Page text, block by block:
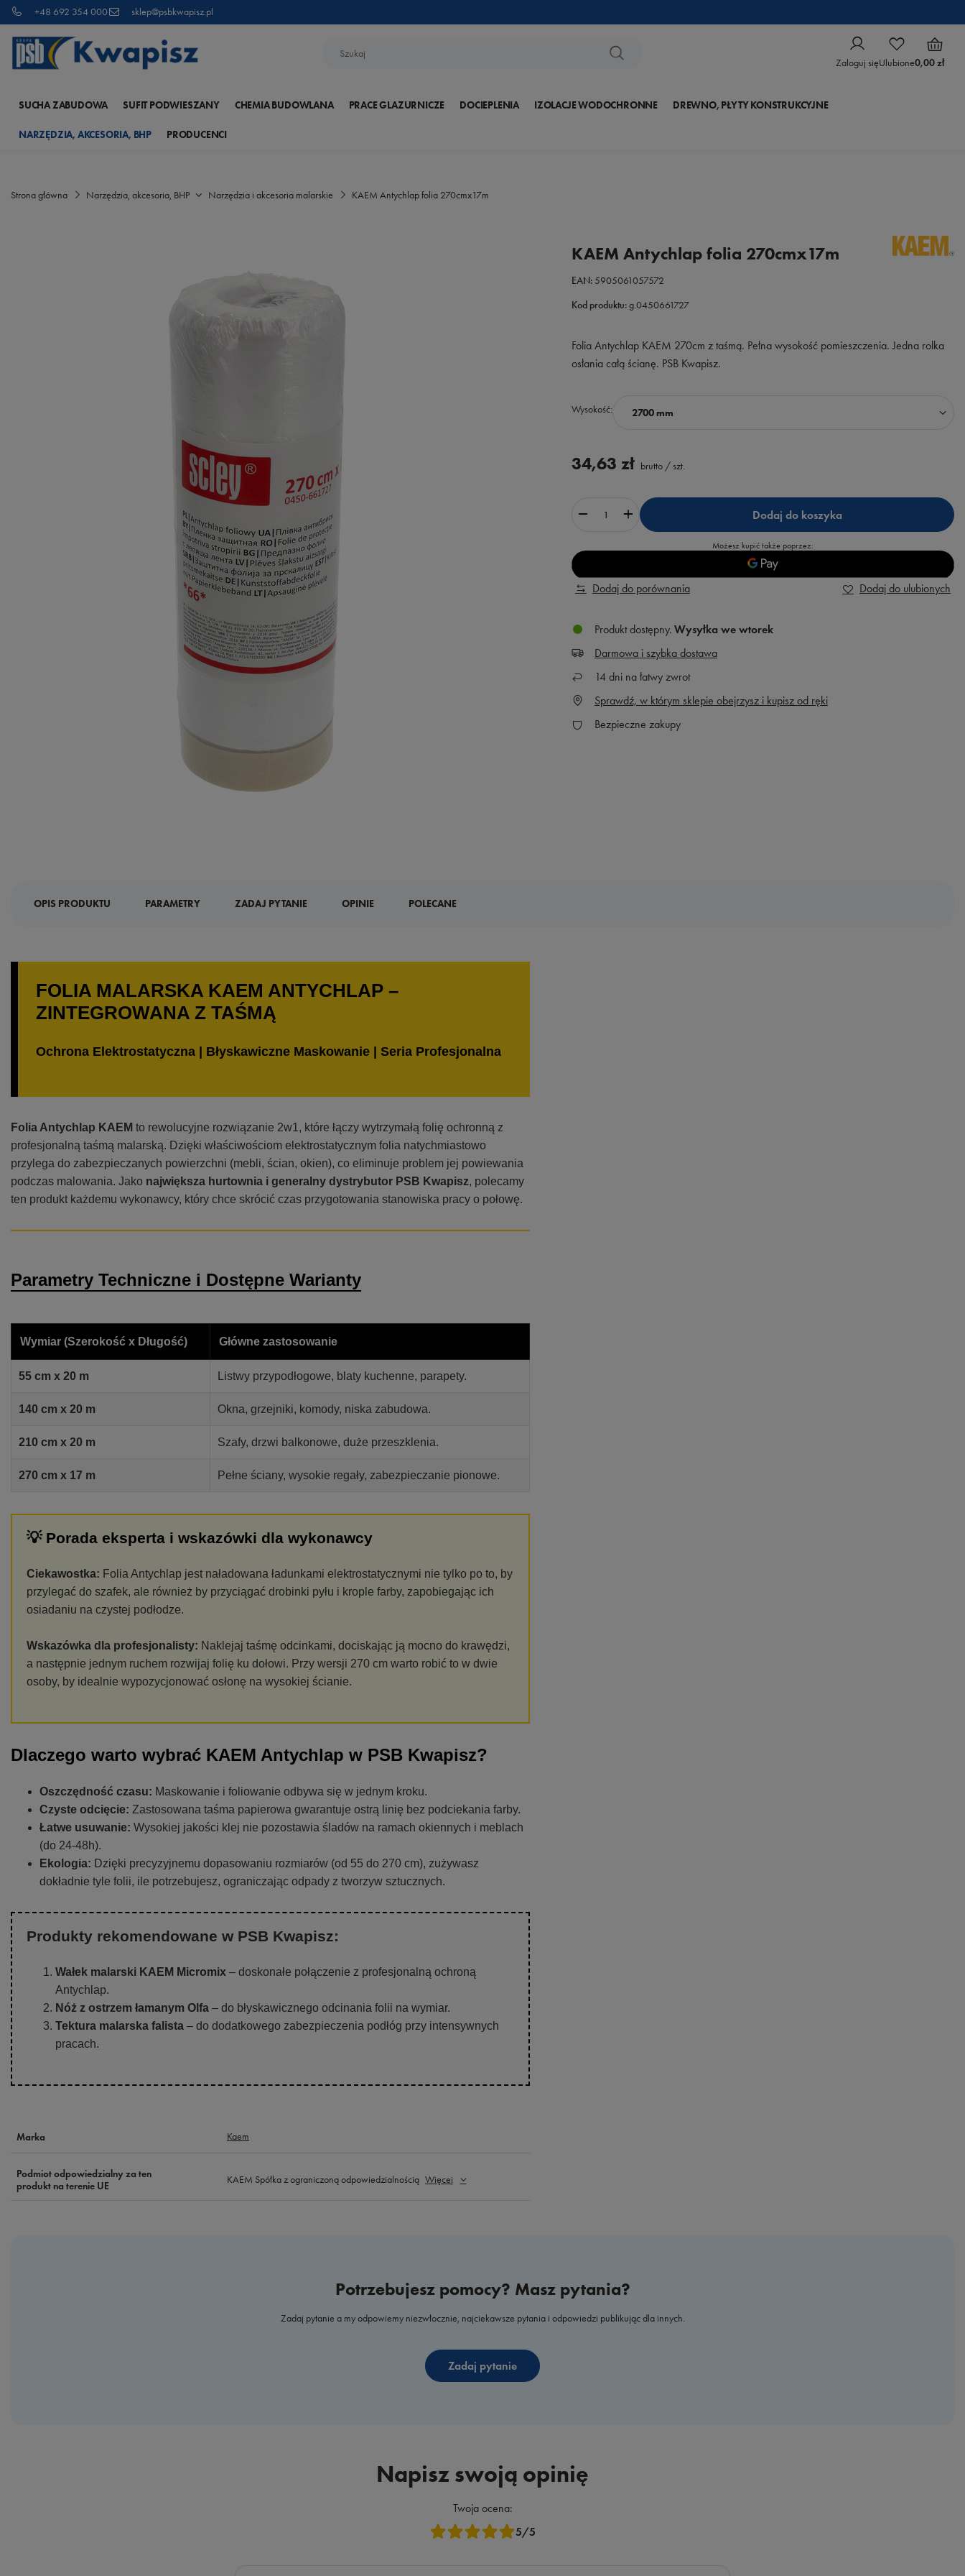
+48 692 354 000 sklep@psbkwapisz.pl
Zaloguj sięUlubione0,00 zł
SUCHA ZABUDOWA SUFIT PODWIESZANY CHEMIA BUDOWLANA PRACE GLAZURNICZE DOCIEPLENIA IZOLACJE WODOCHRONNE DREWNO, PŁYTY KONSTRUKCYJNE
NARZĘDZIA, AKCESORIA, BHP PRODUCENCI
Strona główna Narzędzia, akcesoria, BHP Narzędzia i akcesoria malarskie KAEM Antychlap folia 270cmx17m
KAEM Antychlap folia 270cmx17m
EAN:5905061057572
Kod produktu:g.0450661727
Folia Antychlap KAEM 270cm z taśmą. Pełna wysokość pomieszczenia. Jedna rolka
osłania całą ścianę. PSB Kwapisz.
Wysokość 2700 mm
34,63 zł brutto / szt.
Dodaj do koszyka
Możesz kupić także poprzez:
Dodaj do porównania Dodaj do ulubionych
Produkt dostępny Wysyłka we wtorek
Darmowa i szybka dostawa
14 dni na łatwy zwrot
Sprawdź, w którym sklepie obejrzysz i kupisz od ręki
Bezpieczne zakupy
OPIS PRODUKTU PARAMETRY ZADAJ PYTANIE OPINIE POLECANE
FOLIA MALARSKA KAEM ANTYCHLAP –
ZINTEGROWANA Z TAŚMĄ
Ochrona Elektrostatyczna | Błyskawiczne Maskowanie | Seria Profesjonalna
Folia Antychlap KAEM to rewolucyjne rozwiązanie 2w1, które łączy wytrzymałą folię ochronną z
profesjonalną taśmą malarską. Dzięki właściwościom elektrostatycznym folia natychmiastowo
przylega do zabezpieczanych powierzchni (mebli, ścian, okien), co eliminuje problem jej powiewania
podczas malowania. Jako największa hurtownia i generalny dystrybutor PSB Kwapisz, polecamy
ten produkt każdemu wykonawcy, który chce skrócić czas przygotowania stanowiska pracy o połowę.
Parametry Techniczne i Dostępne Warianty
Wymiar (Szerokość x Długość) Główne zastosowanie
55 cm x 20 m Listwy przypodłogowe, blaty kuchenne, parapety.
140 cm x 20 m Okna, grzejniki, komody, niska zabudowa.
210 cm x 20 m Szafy, drzwi balkonowe, duże przeszklenia.
270 cm x 17 m Pełne ściany, wysokie regały, zabezpieczanie pionowe.
💡 Porada eksperta i wskazówki dla wykonawcy
Ciekawostka: Folia Antychlap jest naładowana ładunkami elektrostatycznymi nie tylko po to, by
przylegać do szafek, ale również by przyciągać drobinki pyłu i krople farby, zapobiegając ich
osiadaniu na czystej podłodze.
Wskazówka dla profesjonalisty: Naklejaj taśmę odcinkami, dociskając ją mocno do krawędzi,
a następnie jednym ruchem rozwijaj folię ku dołowi. Przy wersji 270 cm warto robić to w dwie
osoby, by idealnie wypozycjonować osłonę na wysokiej ścianie.
Dlaczego warto wybrać KAEM Antychlap w PSB Kwapisz?
Oszczędność czasu: Maskowanie i foliowanie odbywa się w jednym kroku.
Czyste odcięcie: Zastosowana taśma papierowa gwarantuje ostrą linię bez podciekania farby.
Łatwe usuwanie: Wysokiej jakości klej nie pozostawia śladów na ramach okiennych i meblach
(do 24-48h).
Ekologia: Dzięki precyzyjnemu dopasowaniu rozmiarów (od 55 do 270 cm), zużywasz
dokładnie tyle folii, ile potrzebujesz, ograniczając odpady z tworzyw sztucznych.
Produkty rekomendowane w PSB Kwapisz:
Wałek malarski KAEM Micromix – doskonałe połączenie z profesjonalną ochroną
Antychlap.
Nóż z ostrzem łamanym Olfa – do błyskawicznego odcinania folii na wymiar.
Tektura malarska falista – do dodatkowego zabezpieczenia podłóg przy intensywnych
pracach.
Marka Kaem
Podmiot odpowiedzialny za ten
produkt na terenie UE
KAEM Spółka z ograniczoną odpowiedzialnością Więcej
Potrzebujesz pomocy? Masz pytania?
Zadaj pytanie a my odpowiemy niezwłocznie, najciekawsze pytania i odpowiedzi publikując dla innych.
Zadaj pytanie
Napisz swoją opinię
Twoja ocena:
5/5